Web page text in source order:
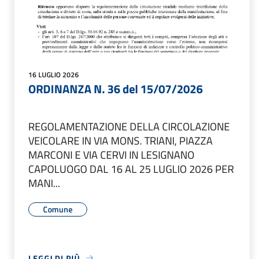
16 LUGLIO 2026
ORDINANZA N. 36 del 15/07/2026
REGOLAMENTAZIONE DELLA CIRCOLAZIONE
VEICOLARE IN VIA MONS. TRIANI, PIAZZA
MARCONI E VIA CERVI IN LESIGNANO
CAPOLUOGO DAL 16 AL 25 LUGLIO 2026 PER
MANI...
Comune